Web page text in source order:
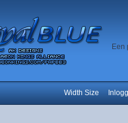
Een
Width Size